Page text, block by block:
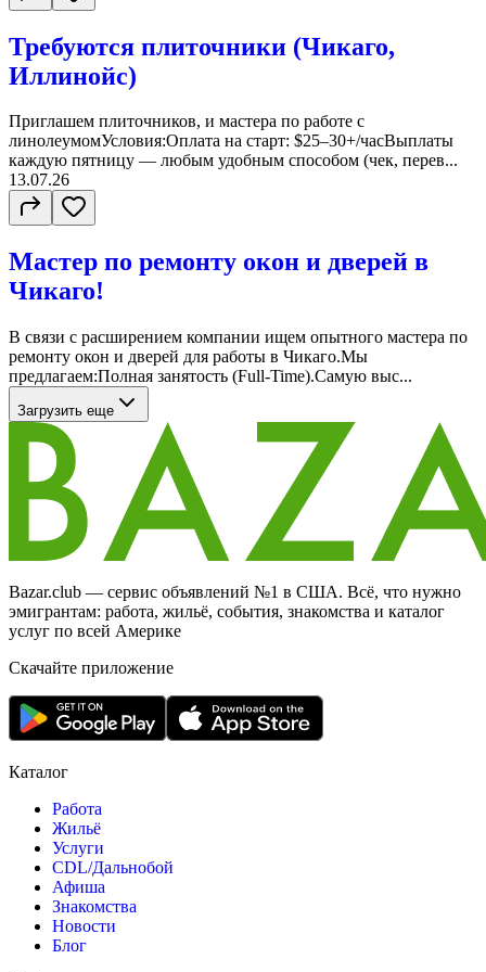
Требуются плиточники (Чикаго,
Иллинойс)
Приглашем плиточников, и мастера по работе с
линолеумомУсловия:Оплата на старт: $25–30+/часВыплаты
каждую пятницу — любым удобным способом (чек, перев...
13.07.26
Мастер по ремонту окон и дверей в
Чикаго!
В связи с расширением компании ищем опытного мастера по
ремонту окон и дверей для работы в Чикаго.Мы
предлагаем:Полная занятость (Full-Time).Самую выс...
Загрузить еще
Bazar.club — сервис объявлений №1 в США. Всё, что нужно
эмигрантам: работа, жильё, события, знакомства и каталог
услуг по всей Америке
Скачайте приложение
Каталог
Работа
Жильё
Услуги
CDL/Дальнобой
Афиша
Знакомства
Новости
Блог